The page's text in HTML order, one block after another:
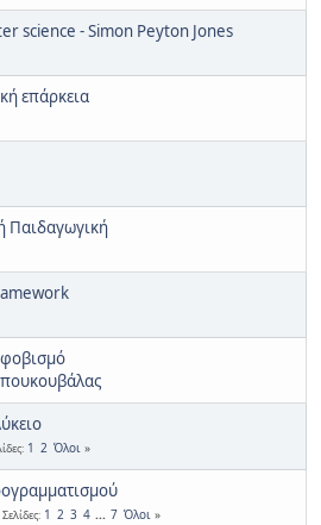
science - Simon Peyton Jones
επάρκεια
Παιδαγωγική
1 2 Όλοι
Σελίδες 1 2 3 4 ... 7 Όλοι